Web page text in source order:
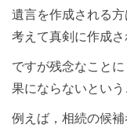
遺言を作成される
考えて真剣に作成さ
ですが残念なこと
果にならないという
例えば，相続の候